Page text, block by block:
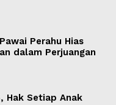
Perahu Hias
dalam Perjuangan
Hak Setiap Anak